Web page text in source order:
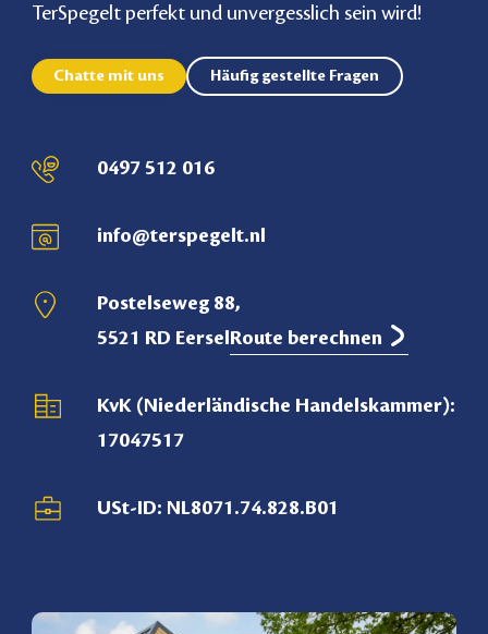
TerSpegelt perfekt und unvergesslich sein wird!
Chatte mit uns Häufig gestellte Fragen
0497 512 016
info@terspegelt.nl
Postelseweg 88,
5521 RD Eersel Route berechnen
KvK (Niederländische Handelskammer):
17047517
USt-ID: NL8071.74.828.B01